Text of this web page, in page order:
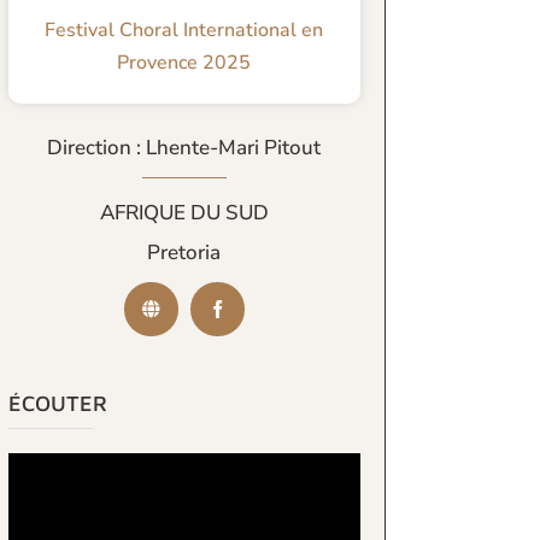
Festival Choral International en
Provence 2025
Direction : Lhente-Mari Pitout
AFRIQUE DU SUD
Pretoria
ÉCOUTER